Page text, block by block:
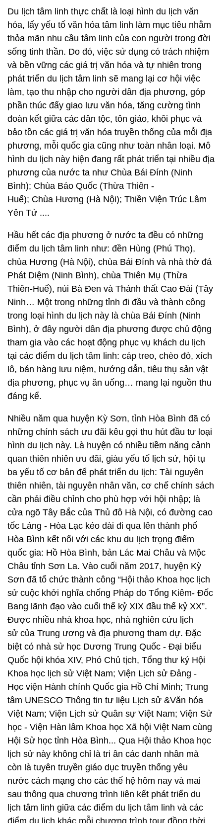
Du lịch tâm linh thực chất là loại hình du lịch văn
hóa, lấy yếu tố văn hóa tâm linh làm mục tiêu nhằm
thỏa mãn nhu cầu tâm linh của con người trong đời
sống tinh thần. Do đó, việc sử dụng có trách nhiệm
và bền vững các giá trị văn hóa và tự nhiên trong
phát triển du lịch tâm linh sẽ mang lại cơ hội việc
làm, tạo thu nhập cho người dân địa phương, góp
phần thúc đẩy giao lưu văn hóa, tăng cường tình
đoàn kết giữa các dân tộc, tôn giáo, khôi phục và
bảo tồn các giá trị văn hóa truyền thống của mỗi địa
phương, mỗi quốc gia cũng như toàn nhân loại. Mô
hình du lịch này hiện đang rất phát triển tại nhiều địa
phương của nước ta như Chùa Bái Đính (Ninh
Bình); Chùa Báo Quốc (Thừa Thiên -
Huế); Chùa Hương (Hà Nội); Thiền Viện Trúc Lâm
Yên Tử ....
Hầu hết các địa phương ở nước ta đều có những
điểm du lịch tâm linh như: đền Hùng (Phú Thọ),
chùa Hương (Hà Nội), chùa Bái Đính và nhà thờ đá
Phát Diệm (Ninh Bình), chùa Thiên Mụ (Thừa
Thiên-Huế), núi Bà Đen và Thánh thất Cao Đài (Tây
Ninh… Một trong những tỉnh đi đầu và thành công
trong loại hình du lịch này là chùa Bái Đính (Ninh
Bình), ở đây người dân địa phương được chủ động
tham gia vào các hoạt động phục vụ khách du lịch
tại các điểm du lịch tâm linh: cáp treo, chèo đò, xích
lô, bán hàng lưu niệm, hướng dẫn, tiêu thụ sản vật
địa phương, phục vụ ăn uống… mang lại nguồn thu
đáng kể.
Nhiều năm qua huyện Kỳ Sơn, tỉnh Hòa Bình đã có
những chính sách ưu đãi kêu gọi thu hút đầu tư loại
hình du lịch này. Là huyện có nhiều tiềm năng cảnh
quan thiên nhiên ưu đãi, giàu yếu tố lịch sử, hội tụ
ba yếu tố cơ bản để phát triển du lịch: Tài nguyên
thiên nhiên, tài nguyên nhân văn, cơ chế chính sách
cần phải điều chỉnh cho phù hợp với hội nhập; là
cửa ngõ Tây Bắc của Thủ đô Hà Nội, có đường cao
tốc Láng - Hòa Lạc kéo dài đi qua lên thành phố
Hòa Bình kết nối với các khu du lịch trọng điểm
quốc gia: Hồ Hòa Bình, bản Lác Mai Châu và Mộc
Châu tỉnh Sơn La. Vào cuối năm 2017, huyện Kỳ
Sơn đã tổ chức thành công “Hội thảo Khoa học lịch
sử cuộc khởi nghĩa chống Pháp do Tổng Kiêm- Đốc
Bang lãnh đạo vào cuối thế kỷ XIX đầu thế kỷ XX”.
Được nhiều nhà khoa học, nhà nghiên cứu lịch
sử của Trung ương và địa phương tham dự. Đặc
biệt có nhà sử học Dương Trung Quốc - Đại biểu
Quốc hội khóa XIV, Phó Chủ tịch, Tổng thư ký Hội
Khoa học lịch sử Việt Nam; Viện Lịch sử Đảng -
Học viện Hành chính Quốc gia Hồ Chí Minh; Trung
tâm UNESCO Thông tin tư liệu Lịch sử &Văn hóa
Việt Nam; Viện Lịch sử Quân sự Việt Nam; Viện Sử
học - Viện Hàn lâm Khoa học Xã hội Việt Nam cùng
Hội Sử học tỉnh Hòa Bình... Qua Hội thảo Khoa học
lịch sử này không chỉ là tri ân các danh nhân mà
còn là tuyên truyền giáo dục truyền thống yêu
nước cách mạng cho các thế hệ hôm nay và mai
sau thông qua chương trình liên kết phát triển du
lịch tâm linh giữa các điểm du lịch tâm linh và các
điểm du lịch khác mỗi chương trình tour đồng thời